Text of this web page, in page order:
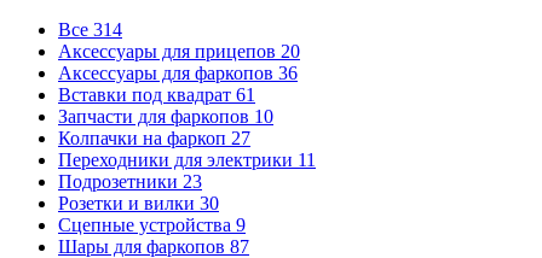
Все 314
Аксессуары для прицепов 20
Аксессуары для фаркопов 36
Вставки под квадрат 61
Запчасти для фаркопов 10
Колпачки на фаркоп 27
Переходники для электрики 11
Подрозетники 23
Розетки и вилки 30
Сцепные устройства 9
Шары для фаркопов 87